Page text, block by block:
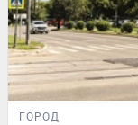
ГОРОД